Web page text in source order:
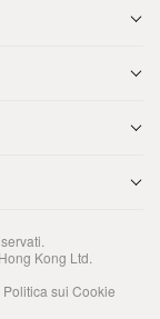
Kong Ltd.
Politica sui Cookie